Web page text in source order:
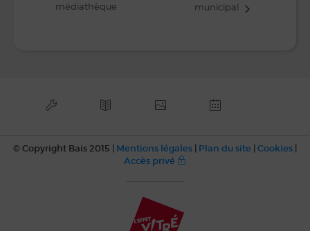
médiathèque
municipal
© Copyright Bais 2015 | Mentions légales | Plan du site | Cookies |
Accès privé